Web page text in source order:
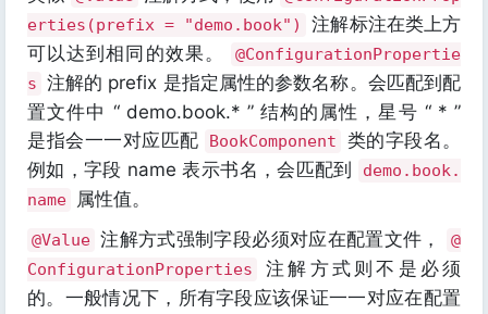
erties(prefix = "demo.book")
注解标注在类上方
可以达到相同的效果。
@ConfigurationPropertie
s 注解的 prefix 是指定属性的参数名称。会匹配到配
置文件中 “ demo.book.* ” 结构的属性，星号 “ * ”
是指会一一对应匹配
BookComponent
类的字段名。
例如，字段 name 表示书名，会匹配到
demo.book.
name
属性值。
@Value 注解方式强制字段必须对应在配置文件，
@
ConfigurationProperties
注解方式则不是必须
的。一般情况下，所有字段应该保证一一对应在配置